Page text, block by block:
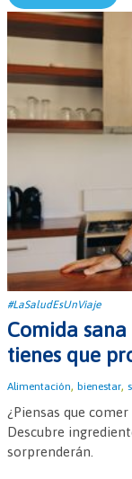
#LaSaludEsUnViaje
Comida
tienes que
Alimentación, bienestar,
¿Piensas que
Descubre
sorprenderán.